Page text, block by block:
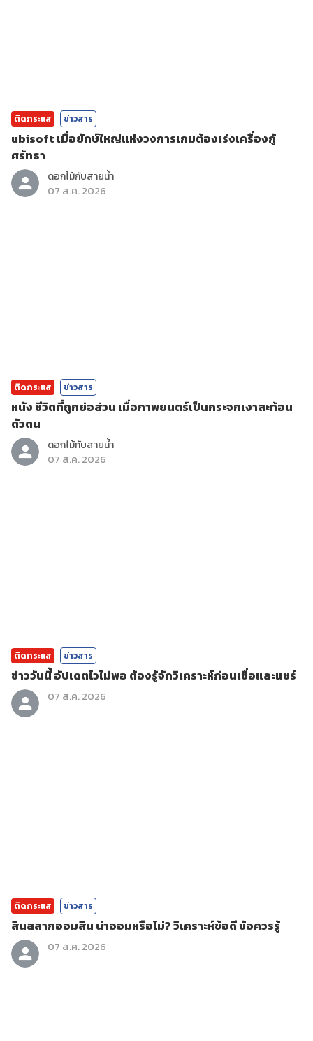
ติดกระแส ข่าวสาร
ubisoft เมื่อยักษ์ใหญ่แห่งวงการเกมต้องเร่งเครื่องกู้
ศรัทธา
ดอกไม้กับสายน้ำ
07 ส.ค. 2026
ติดกระแส ข่าวสาร
หนัง ชีวิตที่ถูกย่อส่วน เมื่อภาพยนตร์เป็นกระจกเงาสะท้อน
ตัวตน
ดอกไม้กับสายน้ำ
07 ส.ค. 2026
ติดกระแส ข่าวสาร
ข่าววันนี้ อัปเดตไวไม่พอ ต้องรู้จักวิเคราะห์ก่อนเชื่อและแชร์
07 ส.ค. 2026
ติดกระแส ข่าวสาร
สินสลากออมสิน น่าออมหรือไม่? วิเคราะห์ข้อดี ข้อควรรู้
07 ส.ค. 2026